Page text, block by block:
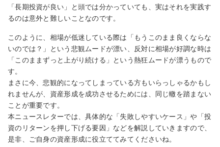
「長期投資が良い」と頭では分かっていても、実はそれを実践す
るのは意外と難しいことなのです。
このように、相場が低迷している際は「もうこのまま良くならな
いのでは？」という悲観ムードが漂い、反対に相場が好調な時は
「このままずっと上がり続ける」という熱狂ムードが漂うもので
す。
まさに今、悲観的になってしまっている方もいらっしゃるかもし
れませんが、資産形成を成功させるためには、同じ轍を踏まない
ことが重要です。
本ニュースレターでは、具体的な「失敗しやすいケース」や「投
資のリターンを押し下げる要因」などを解説していきますので、
是非、ご自身の資産形成に役立ててみてくださいね。